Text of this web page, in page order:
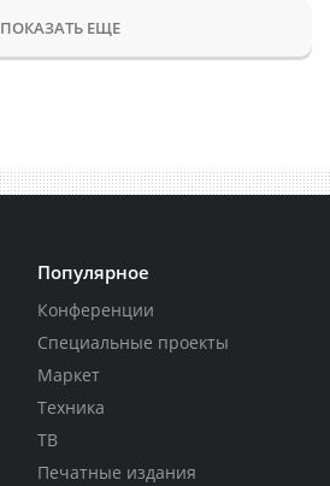
ПОКАЗАТЬ ЕЩЕ
Популярное
Конференции
Специальные проекты
Маркет
Техника
ТВ
Печатные издания